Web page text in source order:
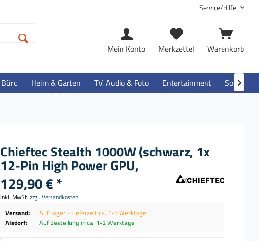
Service/Hilfe
Warenkorb
Merkzettel
Mein Konto
Büro Heim & Garten TV, Audio & Foto Entertainment Software

Chieftec Stealth 1000W (schwarz, 1x
12-Pin High Power GPU,
129,90 € *
inkl. MwSt. zzgl. Versandkosten
Versand:
Auf Lager - Lieferzeit ca. 1-3 Werktage
Alsdorf:
Auf Bestellung in ca. 1-2 Werktage